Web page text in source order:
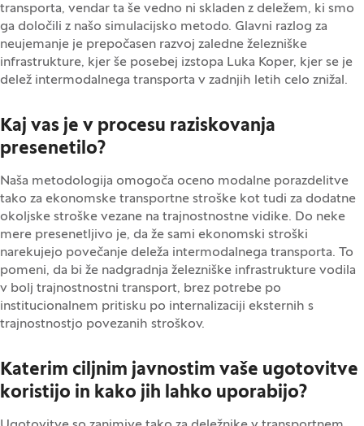
transporta, vendar ta še vedno ni skladen z deležem, ki smo
ga določili z našo simulacijsko metodo. Glavni razlog za
neujemanje je prepočasen razvoj zaledne železniške
infrastrukture, kjer še posebej izstopa Luka Koper, kjer se je
delež intermodalnega transporta v zadnjih letih celo znižal.
Kaj vas je v procesu raziskovanja
presenetilo?
Naša metodologija omogoča oceno modalne porazdelitve
tako za ekonomske transportne stroške kot tudi za dodatne
okoljske stroške vezane na trajnostnostne vidike. Do neke
mere presenetljivo je, da že sami ekonomski stroški
narekujejo povečanje deleža intermodalnega transporta. To
pomeni, da bi že nadgradnja železniške infrastrukture vodila
v bolj trajnostnostni transport, brez potrebe po
institucionalnem pritisku po internalizaciji eksternih s
trajnostnostjo povezanih stroškov.
Katerim ciljnim javnostim vaše ugotovitve
koristijo in kako jih lahko uporabijo?